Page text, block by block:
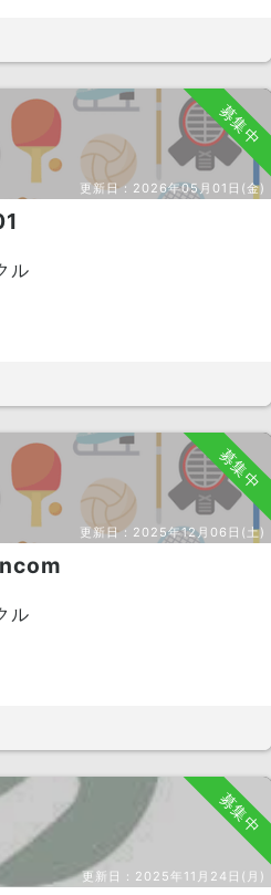
募集中
更新日： 2026年05月01日(金)
ル
募集中
更新日： 2025年12月06日(土)
ル
募集中
更新日： 2025年11月24日(月)